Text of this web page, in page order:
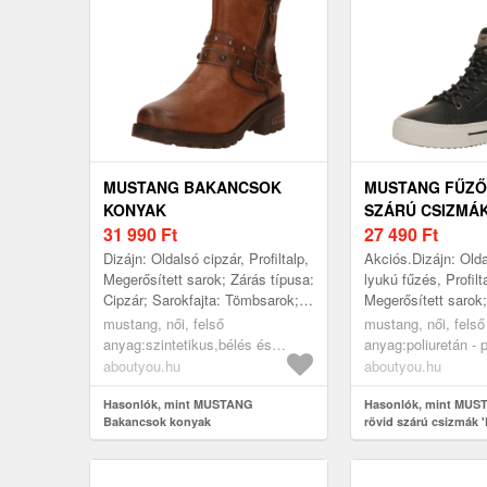
MUSTANG BAKANCSOK
KONYAK
31 990 Ft
Dizájn: Oldalsó cipzár, Profiltalp,
Megerősített sarok; Zárás típusa:
Cipzár; Sarokfajta: Tömbsarok;
Anyag: Műbőr; Minta: Univerzális
színek; Anyag...
mustang, női, felső
anyag:szintetikus,bélés és
fedőtalp:textil,járótalp:gumi,
konyak
aboutyou.hu
Hasonlók, mint MUSTANG
Bakancsok konyak
MUSTANG
SZÁRÚ
TESTSZÍNŰ /
27 490 Ft
Akciós.Dizájn:
lyukú fűzés,
Megerősített
Cipzár; Anyag:
Univerzális színek;
Műbőr;...
mustang, női, felső
anyag:poliuretán -
cipők, rövid szárú
aboutyou.hu
Hasonlók, mint
rövid szárú csizmák
testszínű / fekete